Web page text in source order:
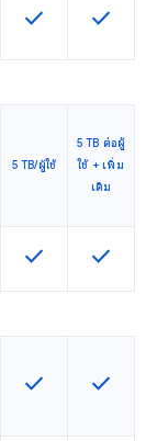
บ SKU นี้
นี้ใช้ได้กับ SKU
ฟีเจอร์นี้ใช้ได้กับ
check ฟีเจอร์นี้
check
5 TB/ผู้ใช้
5 TB ต่อผู้
ใช้ + เพิ่ม
เติม
SKU
นี้ใช้ได้กับ SKU
ฟีเจอร์นี้ใช้ได้กับ
check ฟีเจอร์นี้
check
SKU
นี้ใช้ได้กับ SKU
ฟีเจอร์นี้ใช้ได้กับ
check ฟีเจอร์นี้
check